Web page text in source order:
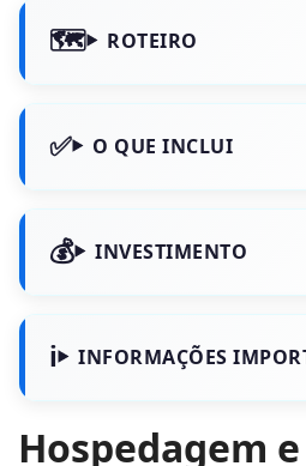
ROTEIRO
O QUE INCLUI
INVESTIMENTO
INFORMAÇÕES
Hospedagem e